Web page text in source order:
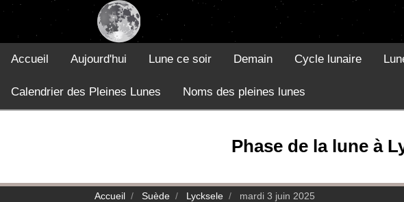
Accueil Aujourd'hui Lune ce soir Demain Cycle lunaire
Calendrier des Pleines Lunes Noms des pleines lunes
Phase de la lune à
Accueil Suède Lycksele mardi 3 juin 2025